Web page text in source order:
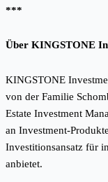
***
Über KINGSTONE
KINGSTONE
von der Familie
Estate Investment
an Investment-
Investitionsansatz für
anbietet.